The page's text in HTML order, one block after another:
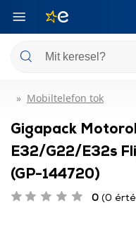
Mobiltelefon tok
Gigapack
E32/G22/E32s
(GP-144720)
0 (0